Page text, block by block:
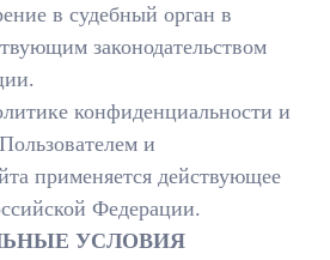
в судебный орган в
законодательством
конфиденциальности и
и
применяется действующее
Федерации.
УСЛОВИЯ